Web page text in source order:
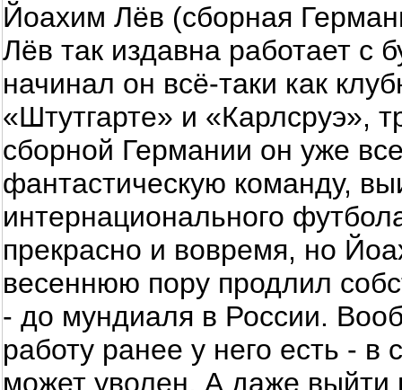
Йоахим Лёв (сборная
Лёв так издавна работает с
начинал он всё-таки как
«Штутгарте» и «Карлсруэ»,
сборной Германии он уже
фантастическую команду,
интернационального
прекрасно и вовремя, но
весеннюю пору продлил
- до мундиаля в России.
работу ранее у него есть -
может уволен. А даже выйти